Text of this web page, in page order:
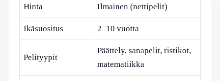
Hinta Ilmainen (nettipelit)
Ikäsuositus 2–10 vuotta
Pelityypit
Päättely, sanapelit, ristikot,
matematiikka